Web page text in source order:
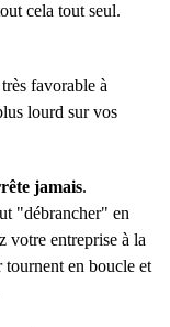
cela tout seul.
favorable à
lourd sur vos
jamais.
"débrancher" en
votre entreprise à la
en boucle et